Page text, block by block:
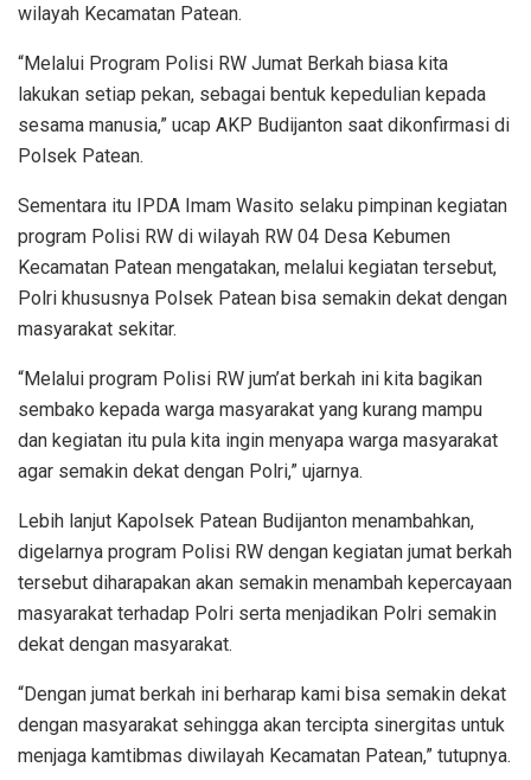
wilayah Kecamatan Patean.
“Melalui Program Polisi RW Jumat Berkah biasa kita
lakukan setiap pekan, sebagai bentuk kepedulian kepada
sesama manusia,” ucap AKP Budijanton saat dikonfirmasi di
Polsek Patean.
Sementara itu IPDA Imam Wasito selaku pimpinan kegiatan
program Polisi RW di wilayah RW 04 Desa Kebumen
Kecamatan Patean mengatakan, melalui kegiatan tersebut,
Polri khususnya Polsek Patean bisa semakin dekat dengan
masyarakat sekitar.
“Melalui program Polisi RW jum’at berkah ini kita bagikan
sembako kepada warga masyarakat yang kurang mampu
dan kegiatan itu pula kita ingin menyapa warga masyarakat
agar semakin dekat dengan Polri,” ujarnya.
Lebih lanjut Kapolsek Patean Budijanton menambahkan,
digelarnya program Polisi RW dengan kegiatan jumat berkah
tersebut diharapakan akan semakin menambah kepercayaan
masyarakat terhadap Polri serta menjadikan Polri semakin
dekat dengan masyarakat.
“Dengan jumat berkah ini berharap kami bisa semakin dekat
dengan masyarakat sehingga akan tercipta sinergitas untuk
menjaga kamtibmas diwilayah Kecamatan Patean,” tutupnya.